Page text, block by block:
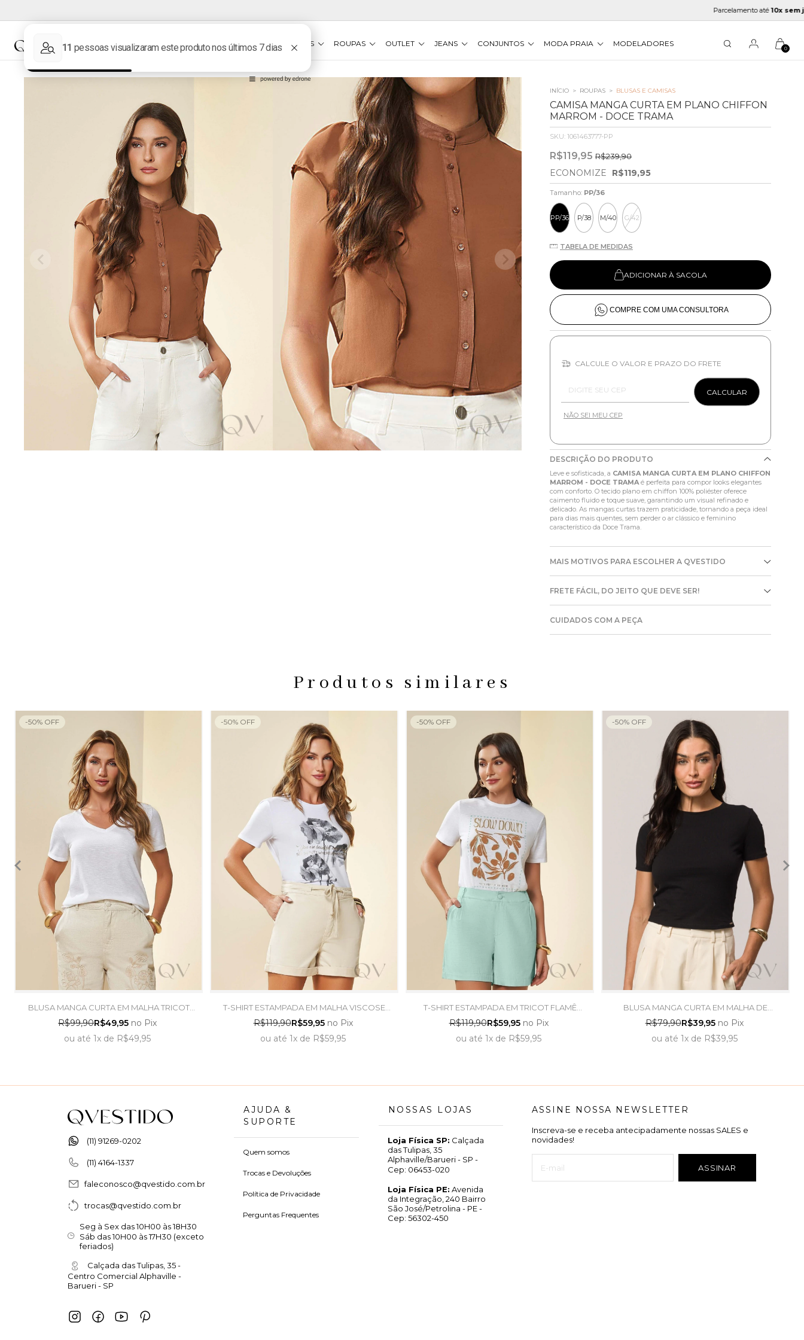
Parcelamento até10x sem juros
NOVIDADES MARCAS VESTIDOS ROUPAS OUTLET JEANS CONJUNTOS MODA PRAIA MODELADORES 0
INÍCIO > ROUPAS > BLUSAS E CAMISAS
CAMISA MANGA CURTA EM PLANO CHIFFON
MARROM - DOCE TRAMA
SKU: 1061463777-PP
R$119,95 R$239,90
ECONOMIZE R$119,95
Tamanho: PP/36
PP/36 P/38 M/40 G/42
TABELA DE MEDIDAS
ADICIONAR À SACOLA
COMPRE COM UMA CONSULTORA
CALCULE O VALOR E PRAZO DO FRETE
CALCULAR
NÃO SEI MEU CEP
DESCRIÇÃO DO PRODUTO
Leve e sofisticada, a CAMISA MANGA CURTA EM PLANO CHIFFON
MARROM - DOCE TRAMAé perfeita para compor looks elegantes
com conforto. O tecido plano em chiffon 100% poliéster oferece
caimento fluido e toque suave, garantindo um visual refinado e
delicado. As mangas curtas trazem praticidade, tornando a peça ideal
para dias mais quentes, sem perder o ar clássico e feminino
característico da Doce Trama.
MAIS MOTIVOS PARA ESCOLHER A QVESTIDO
FRETE FÁCIL, DO JEITO QUE DEVE SER!
CUIDADOS COM A PEÇA
Produtos similares
BLUSA MANGA CURTA EM MALHA TRICOT
FLAMÊ BRANCO - DOCE TRAMA
R$99,90R$49,95 no Pix
ou até 1x de R$49,95
-50% OFF
T-SHIRT ESTAMPADA EM MALHA VISCOSE
BRANCO - DOCE TRAMA
R$119,90R$59,95 no Pix
ou até 1x de R$59,95
-50% OFF
T-SHIRT ESTAMPADA EM TRICOT FLAMÊ
BRANCO - DOCE TRAMA
R$119,90R$59,95 no Pix
ou até 1x de R$59,95
-50% OFF
BLUSA MANGA CURTA EM MALHA DE
ALGODÃO PRETO - DOCE TRAMA
R$79,90R$39,95 no Pix
ou até 1xde R$39,95
-50% OFF
(11) 91269-0202
(11) 4164-1337
faleconosco@qvestido.com.br
trocas@qvestido.com.br
Seg à Sex das 10H00 às 18H30
Sáb das 10H00 às 17H30 (exceto
feriados)
Calçada das Tulipas, 35 -
Centro Comercial Alphaville -
Barueri - SP
AJUDA &
SUPORTE
Quem somos
Trocas e Devoluções
Política de Privacidade
Perguntas Frequentes
NOSSAS LOJAS
Loja Física SP: Calçada
das Tulipas, 35
Alphaville/Barueri - SP -
Cep: 06453-020
Loja Física PE: Avenida
da Integração, 240 Bairro
São José/Petrolina - PE -
Cep: 56302-450
ASSINE NOSSA NEWSLETTER
Inscreva-se e receba antecipadamente nossas SALES e
novidades!